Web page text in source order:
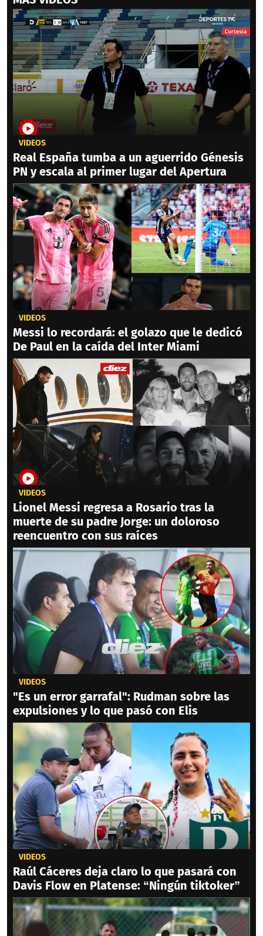
VIDEOS
Real España tumba a un aguerrido Génesis
PN y escala al primer lugar del Apertura
VIDEOS
Messi lo recordará: el golazo que le dedicó
De Paul en la caída del Inter Miami
VIDEOS
Lionel Messi regresa a Rosario tras la
muerte de su padre Jorge: un doloroso
reencuentro con sus raíces
VIDEOS
"Es un error garrafal": Rudman sobre las
expulsiones y lo que pasó con Elis
VIDEOS
Raúl Cáceres deja claro lo que pasará con
Davis Flow en Platense: “Ningún tiktoker”